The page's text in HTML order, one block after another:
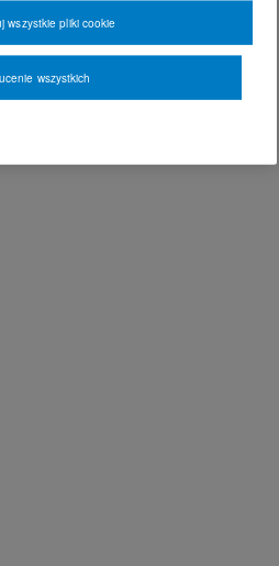
wszystkich
wszystkie pliki cookie